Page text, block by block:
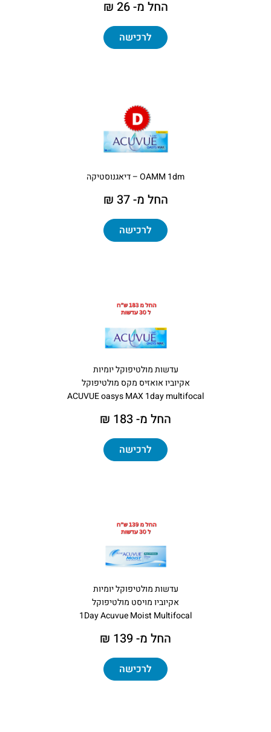
החל מ- 26 ₪
לרכישה
OAMM 1dm – דיאגנוסטיקה
החל מ- 37 ₪
לרכישה
עדשות מולטיפוקל יומיות
אקיוביו אואזיס מקס מולטיפוקל
ACUVUE oasys MAX 1day multifocal
החל מ- 183 ₪
לרכישה
עדשות מולטיפוקל יומיות
אקיוביו מויסט מולטיפוקל
1Day Acuvue Moist Multifocal
החל מ- 139 ₪
לרכישה